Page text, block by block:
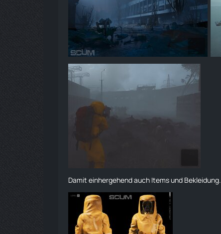
Damit einhergehend auch Items und Bekleidung.